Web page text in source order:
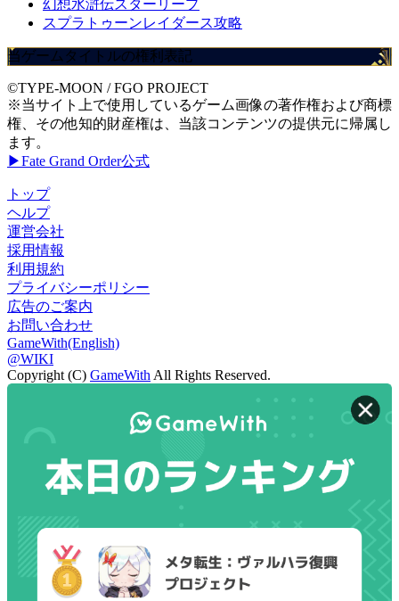
幻想水滸伝スターリープ
スプラトゥーンレイダース攻略
当ゲームタイトルの権利表記
©TYPE-MOON / FGO PROJECT
※当サイト上で使用しているゲーム画像の著作権および商標
権、その他知的財産権は、当該コンテンツの提供元に帰属し
ます。
▶Fate Grand Order公式
トップ
ヘルプ
運営会社
採用情報
利用規約
プライバシーポリシー
広告のご案内
お問い合わせ
GameWith(English)
@WIKI
Copyright (C) GameWith All Rights Reserved.